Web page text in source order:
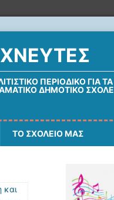
ΠΕΡΙΟΔΙΚΌ ΓΙΑ
ΔΗΜΟΤΙΚΌ
ΤΟ ΣΧΟΛΕΙΟ ΜΑΣ
και